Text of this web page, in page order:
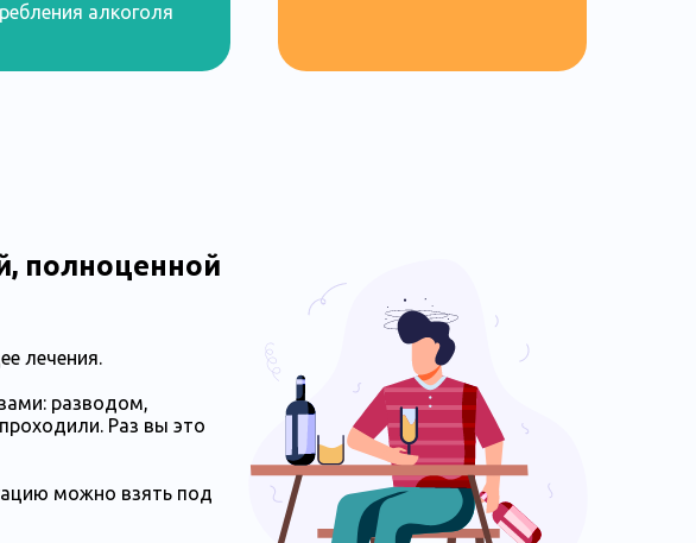
алкоголя
полноценной
лечения.
разводом,
Раз вы это
можно взять под